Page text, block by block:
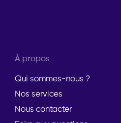
À propos
Qui sommes-nous ?
Nos services
Nous contacter